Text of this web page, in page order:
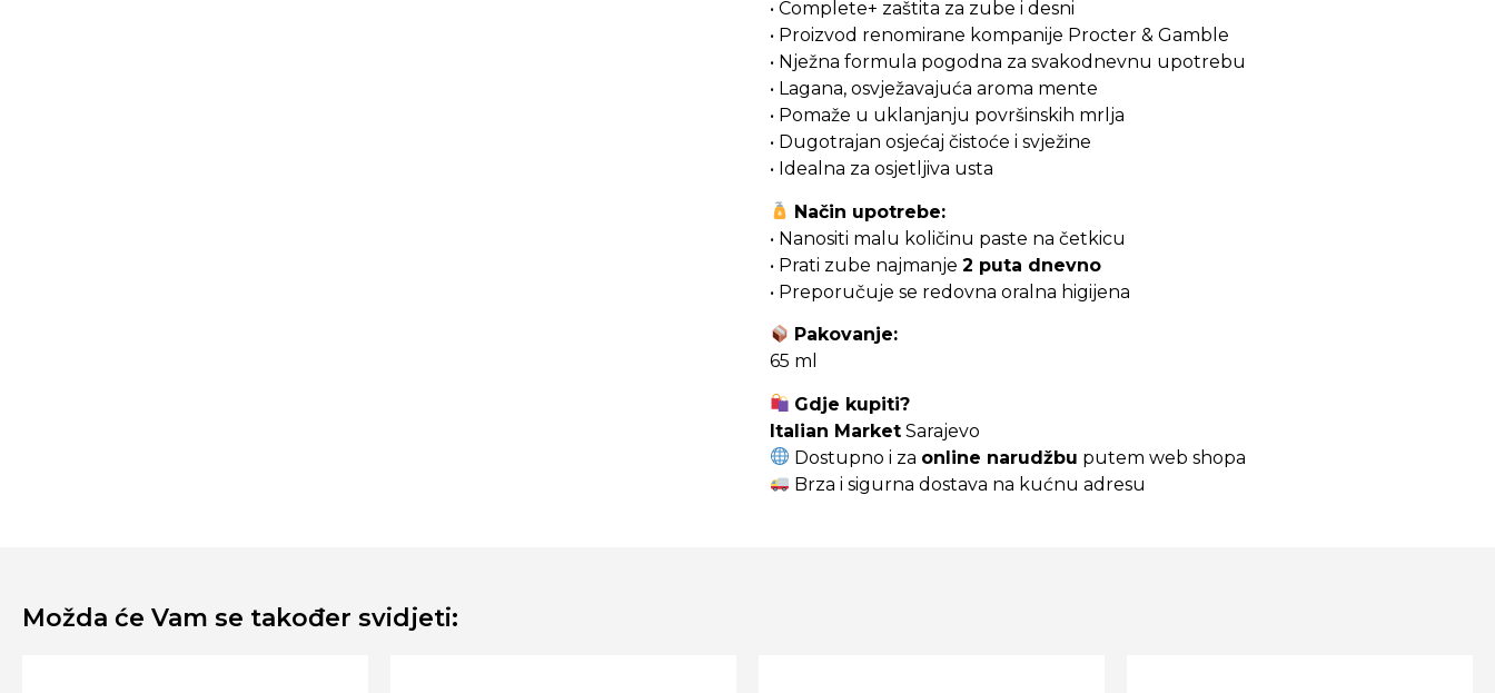
• Complete+ zaštita za zube i desni
• Proizvod renomirane kompanije Procter & Gamble
• Nježna formula pogodna za svakodnevnu upotrebu
• Lagana, osvježavajuća aroma mente
• Pomaže u uklanjanju površinskih mrlja
• Dugotrajan osjećaj čistoće i svježine
• Idealna za osjetljiva usta
Način upotrebe:
• Nanositi malu količinu paste na četkicu
• Prati zube najmanje 2 puta dnevno
• Preporučuje se redovna oralna higijena
Pakovanje:
65 ml
Gdje kupiti?
Italian Market Sarajevo
Dostupno i za online narudžbu putem web shopa
Brza i sigurna dostava na kućnu adresu
Možda će Vam se također svidjeti: